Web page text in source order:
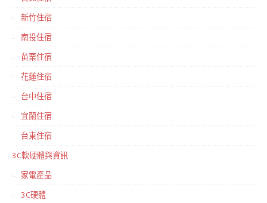
新竹住宿
南投住宿
苗栗住宿
花蓮住宿
台中住宿
宜蘭住宿
台東住宿
3C軟硬體與資訊
家電產品
3C硬體